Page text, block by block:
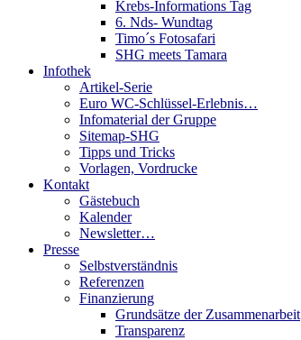
Krebs-Informations Tag
6. Nds- Wundtag
Timo´s Fotosafari
SHG meets Tamara
Infothek
Artikel-Serie
Euro WC-Schlüssel-Erlebnis…
Infomaterial der Gruppe
Sitemap-SHG
Tipps und Tricks
Vorlagen, Vordrucke
Kontakt
Gästebuch
Kalender
Newsletter…
Presse
Selbstverständnis
Referenzen
Finanzierung
Grundsätze der Zusammenarbeit
Transparenz